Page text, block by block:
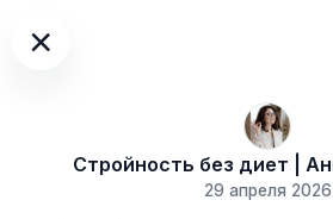
×
Стройность без диет |
29 апреля 2026